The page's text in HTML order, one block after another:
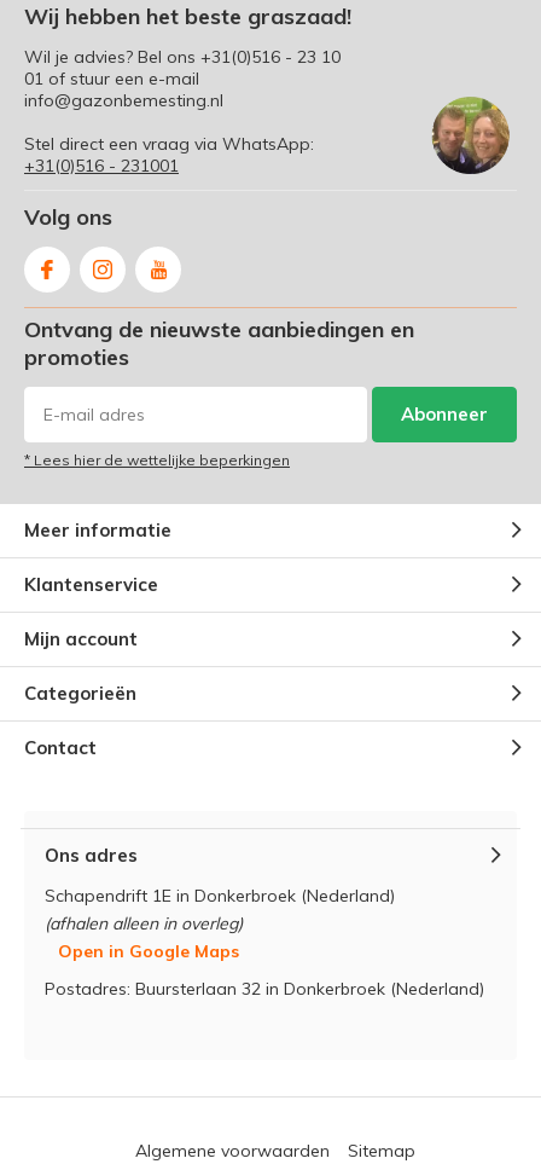
Wij hebben het beste graszaad!
Wil je advies? Bel ons +31(0)516 - 23 10
01 of stuur een e-mail
info@gazonbemesting.nl
Stel direct een vraag via WhatsApp:
+31(0)516 - 231001
Volg ons
Ontvang de nieuwste aanbiedingen en
promoties
Abonneer
* Lees hier de wettelijke beperkingen
Meer informatie
Klantenservice
Mijn account
Categorieën
Contact
Ons adres
Schapendrift 1E in Donkerbroek (Nederland)
(afhalen alleen in overleg)
Open in Google Maps
Postadres: Buursterlaan 32 in Donkerbroek (Nederland)
Algemene voorwaarden Sitemap